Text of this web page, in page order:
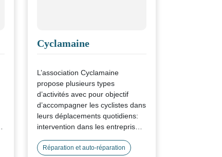
Cyclamaine
L’association Cyclamaine
propose plusieurs types
d’activités avec pour objectif
d’accompagner les cyclistes dans
leurs déplacements quotidiens:
intervention dans les entreprises
itinérant, formation mobilité à
Réparation et auto-réparation